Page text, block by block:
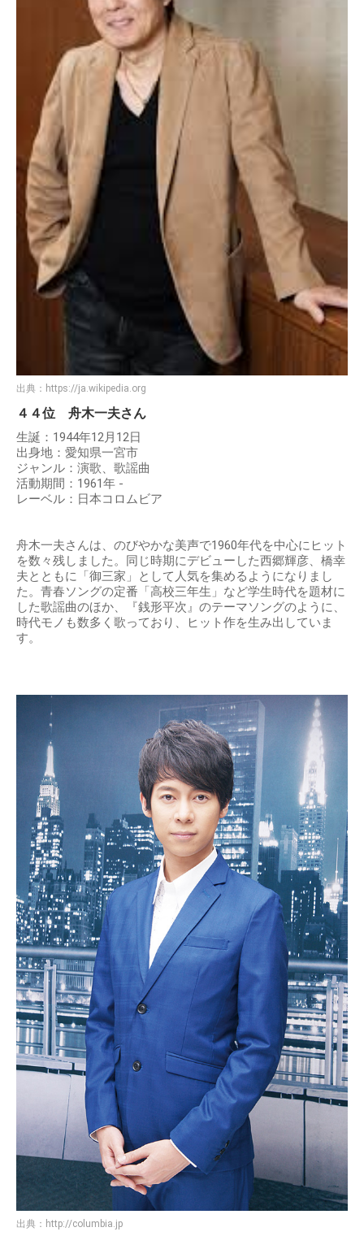
出典： https://ja.wikipedia.org
４４位 舟木一夫さん
生誕：1944年12月12日
出身地：愛知県一宮市
ジャンル：演歌、歌謡曲
活動期間：1961年 -
レーベル：日本コロムビア
舟木一夫さんは、のびやかな美声で1960年代を中心にヒット
を数々残しました。同じ時期にデビューした西郷輝彦、橋幸
夫とともに「御三家」として人気を集めるようになりまし
た。青春ソングの定番「高校三年生」など学生時代を題材に
した歌謡曲のほか、『銭形平次』のテーマソングのように、
時代モノも数多く歌っており、ヒット作を生み出していま
す。
出典： http://columbia.jp